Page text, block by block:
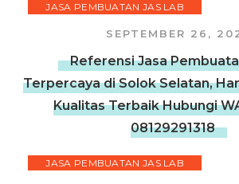
JASA PEMBUATAN JAS LAB
SEPTEMBER 26,
Referensi Jasa
Terpercaya di Solok Selatan,
Kualitas Terbaik Hubungi
08129291318
JASA PEMBUATAN JAS LAB